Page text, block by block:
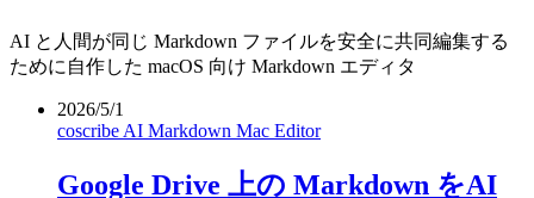
AI と人間が同じ Markdown ファイルを安全に共同編集する
ために自作した macOS 向け Markdown エディタ
2026/5/1
coscribe AI Markdown Mac Editor
Google Drive 上の Markdown をAI